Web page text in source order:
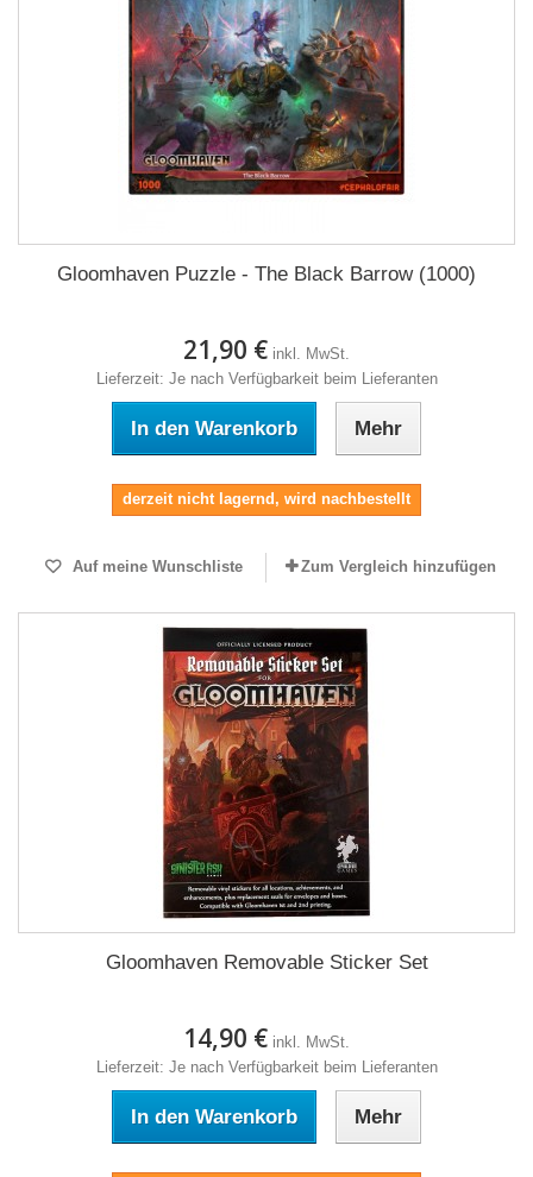
Gloomhaven Puzzle - The Black Barrow (1000)
21,90 € inkl. MwSt.
Lieferzeit: Je nach Verfügbarkeit beim Lieferanten
In den Warenkorb Mehr
derzeit nicht lagernd, wird nachbestellt
Auf meine Wunschliste Zum Vergleich hinzufügen
Gloomhaven Removable Sticker Set
14,90 € inkl. MwSt.
Lieferzeit: Je nach Verfügbarkeit beim Lieferanten
In den Warenkorb Mehr